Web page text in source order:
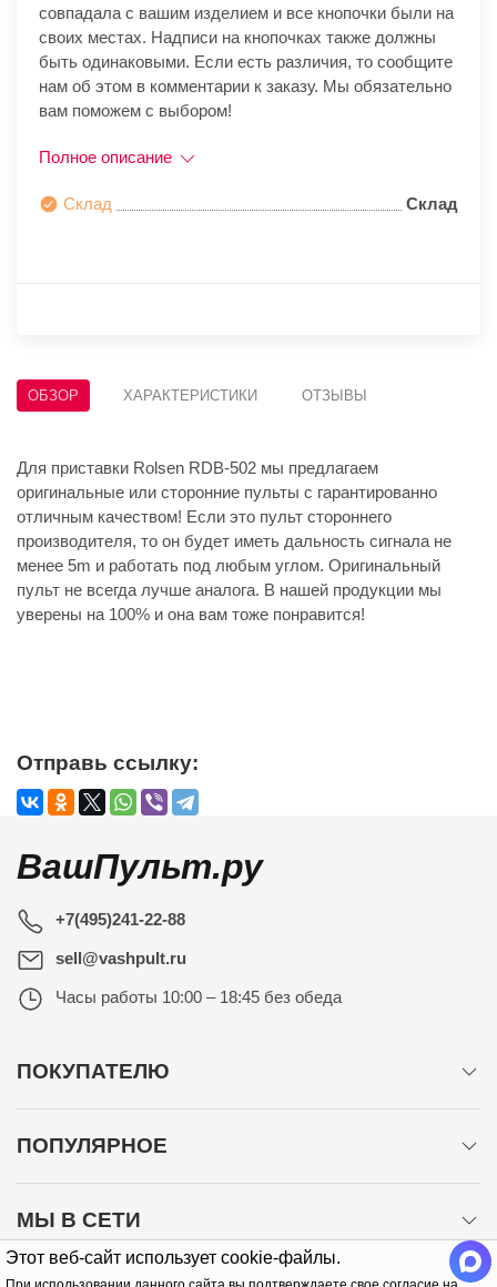
Этот веб-сайт использует cookie-файлы.
совпадала с вашим изделием и все кнопочки были на
своих местах. Надписи на кнопочках также должны
быть одинаковыми. Если есть различия, то сообщите
нам об этом в комментарии к заказу. Мы обязательно
вам поможем с выбором!
Полное описание
Склад Склад
ОБЗОР ХАРАКТЕРИСТИКИ ОТЗЫВЫ
Для приставки Rolsen RDB-502 мы предлагаем
оригинальные или сторонние пульты с гарантированно
отличным качеством! Если это пульт стороннего
производителя, то он будет иметь дальность сигнала не
менее 5m и работать под любым углом. Оригинальный
пульт не всегда лучше аналога. В нашей продукции мы
уверены на 100% и она вам тоже понравится!
Отправь ссылку:
ВашПульт.ру
+7(495)241-22-88
sell@vashpult.ru
Часы работы 10:00 – 18:45 без обеда
ПОКУПАТЕЛЮ
ПОПУЛЯРНОЕ
МЫ В СЕТИ